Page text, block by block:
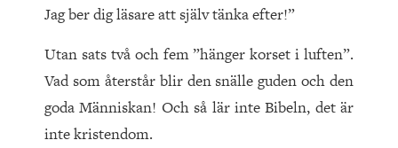
Jag ber dig läsare att själv tänka efter!”
Utan sats två och fem ”hänger korset i luften”.
Vad som återstår blir den snälle guden och den
goda Människan! Och så lär inte Bibeln, det är
inte kristendom.